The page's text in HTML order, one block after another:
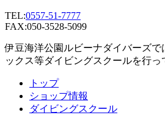
TEL:0557-51-7777
FAX:050-3528-5099
伊豆海洋公園ルビーナダイバーズ
ックス等ダイビングスクールを行
トップ
ショップ情報
ダイビングスクール